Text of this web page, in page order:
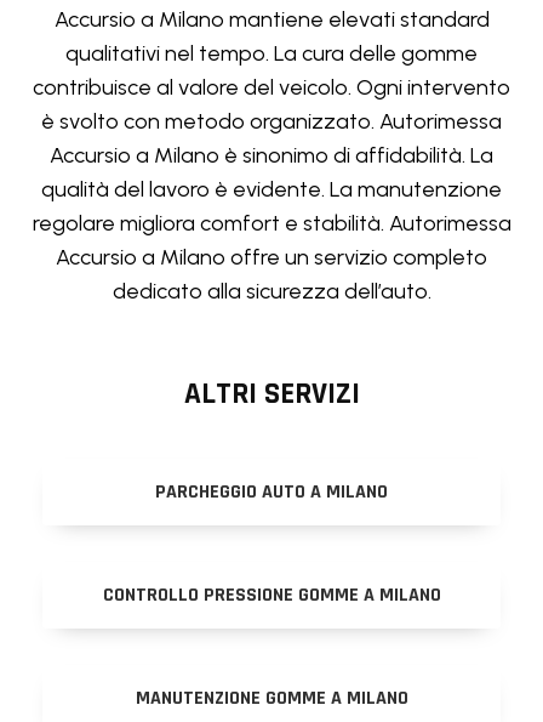
Accursio a Milano mantiene elevati standard
qualitativi nel tempo. La cura delle gomme
contribuisce al valore del veicolo. Ogni intervento
è svolto con metodo organizzato. Autorimessa
Accursio a Milano è sinonimo di affidabilità. La
qualità del lavoro è evidente. La manutenzione
regolare migliora comfort e stabilità. Autorimessa
Accursio a Milano offre un servizio completo
dedicato alla sicurezza dell’auto.
ALTRI SERVIZI
PARCHEGGIO AUTO A MILANO
CONTROLLO PRESSIONE GOMME A MILANO
MANUTENZIONE GOMME A MILANO